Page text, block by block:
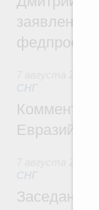
заявлений
СНГ
СНГ
Заседание